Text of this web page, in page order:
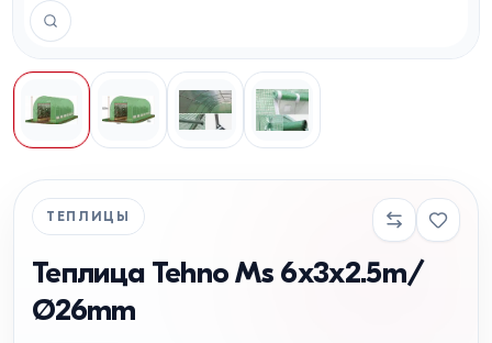
ТЕПЛИЦЫ
Теплица Tehno Ms 6x3x2.5m/
Ø26mm